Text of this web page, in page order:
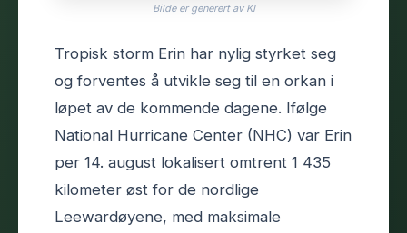
Bilde er generert av KI
Tropisk storm Erin har nylig styrket seg
og forventes å utvikle seg til en orkan i
løpet av de kommende dagene. Ifølge
National Hurricane Center (NHC) var Erin
per 14. august lokalisert omtrent 1 435
kilometer øst for de nordlige
Leewardøyene, med maksimale